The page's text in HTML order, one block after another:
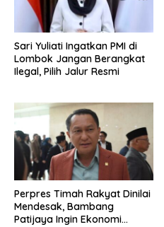
Sari Yuliati Ingatkan PMI di
Lombok Jangan Berangkat
Ilegal, Pilih Jalur Resmi
Perpres Timah Rakyat Dinilai
Mendesak, Bambang
Patijaya Ingin Ekonomi